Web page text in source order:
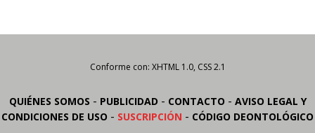
Conforme con: XHTML 1.0, CSS 2.1
QUIÉNES SOMOS - PUBLICIDAD - CONTACTO - AVISO LEGAL Y
CONDICIONES DE USO - SUSCRIPCIÓN - CÓDIGO DEONTOLÓGICO